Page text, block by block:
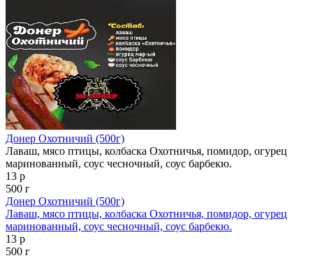
Донер Охотничий (500г)
Лаваш, мясо птицы, колбаска Охотничья, помидор, огурец
маринованный, соус чесночный, соус барбекю.
13 р
500 г
Донер Охотничий (500г)
Лаваш, мясо птицы, колбаска Охотничья, помидор, огурец
маринованный, соус чесночный, соус барбекю.
13 р
500 г